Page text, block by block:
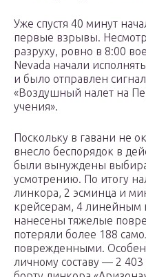
Уже спустя 40 минут
первые взрывы.
разруху, ровно в 8:00
Nevada начали
и было отправлен
«Воздушный налет на
учения».
Поскольку в гавани не
внесло беспорядок в
были вынуждены
усмотрению. По итогу
линкора, 2 эсминца и
крейсерам, 4 линейным
нанесены тяжелые
потеряли более 188
поврежденными.
личному составу — 2